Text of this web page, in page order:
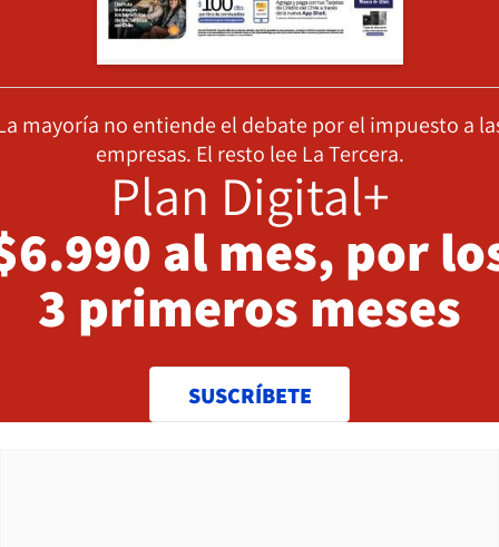
mayoría no entiende el debate por el impuesto a
empresas. El resto lee La Tercera.
Plan Digital+
al mes, por
3 primeros meses
SUSCRÍBETE